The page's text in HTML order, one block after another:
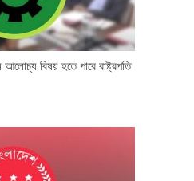
বিষয় হতে পারে রাষ্ট্রপতি